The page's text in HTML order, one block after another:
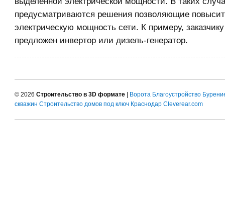
предусматриваются решения позволяющие
электрическую мощность сети. К примеру,
предложен инвертор или дизель-генератор.
© 2026 Строительство в 3D формате | Ворота Благоустройство
скважин Строительство домов под ключ Краснодар Cleverear.com